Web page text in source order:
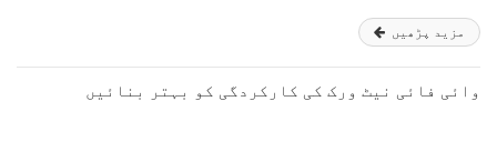
مزید پڑھیں
وائی فائی نیٹ ورک کی کارکردگی کو بہتر بنائیں‬